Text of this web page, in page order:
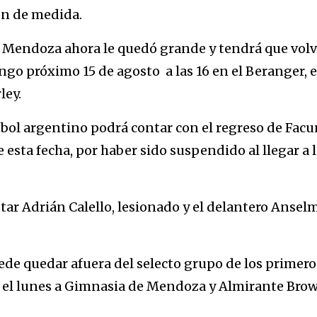
de medida.
ahora le quedó grande y tendrá que
próximo 15 de agosto a las 16 en el Beranger,
argentino podrá contar con el regreso de
fecha, por haber sido suspendido al llegar a
Adrián Calello, lesionado y el delantero
quedar afuera del selecto grupo de los
lunes a Gimnasia de Mendoza y Almirante